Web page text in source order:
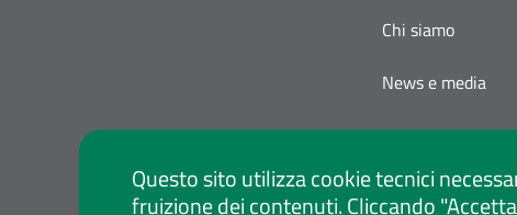
Questo sito utilizza cookie tecnici
fruizione dei contenuti. Cliccando
Chi siamo
News e media